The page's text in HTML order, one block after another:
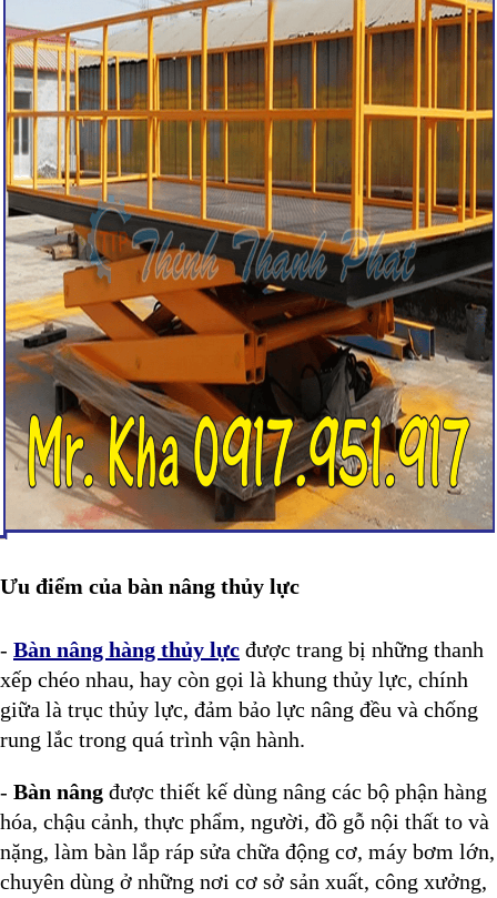
Ưu điểm của bàn nâng thủy lực
- Bàn nâng hàng thủy lực được trang bị những thanh
xếp chéo nhau, hay còn gọi là khung thủy lực, chính
giữa là trục thủy lực, đảm bảo lực nâng đều và chống
rung lắc trong quá trình vận hành.
- Bàn nâng được thiết kế dùng nâng các bộ phận hàng
hóa, chậu cảnh, thực phẩm, người, đồ gỗ nội thất to và
nặng, làm bàn lắp ráp sửa chữa động cơ, máy bơm lớn,
chuyên dùng ở những nơi cơ sở sản xuất, công xưởng,